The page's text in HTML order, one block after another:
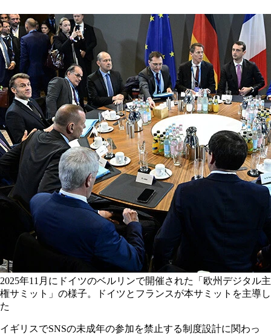
2025年11月にドイツのベルリンで開催された「欧州デジタル主
権サミット」の様子。ドイツとフランスが本サミットを主導し
た
イギリスでSNSの未成年の参加を禁止する制度設計に関わっ